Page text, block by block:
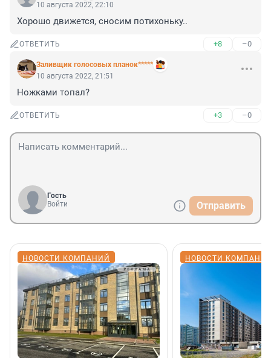
10 августа 2022, 22:10
Хорошо движется, сносим потихоньку..
ОТВЕТИТЬ +8 –0
Заливщик голосовых планок*****
10 августа 2022, 21:51
Ножками топал?
ОТВЕТИТЬ +3 –0
Гость
Войти
Отправить
НОВОСТИ КОМПАНИЙ НОВОСТИ